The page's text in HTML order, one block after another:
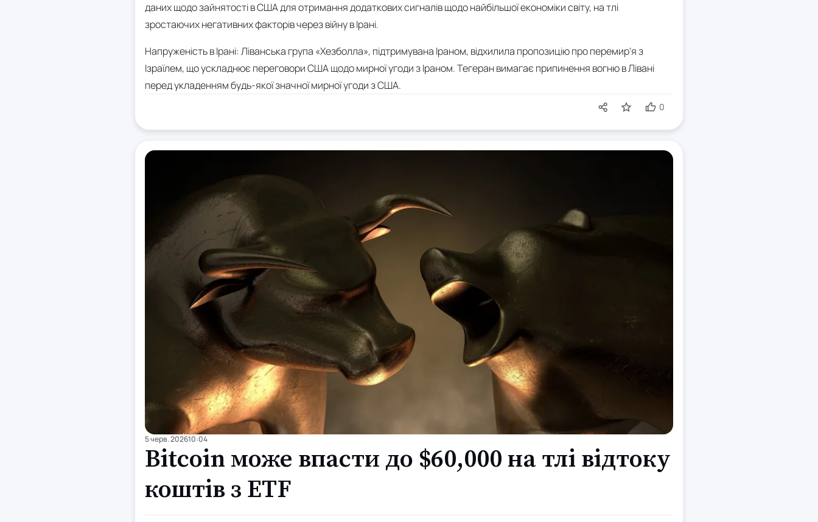
даних щодо зайнятості в США для отримання додаткових сигналів щодо найбільшої економіки світу, на тлі
зростаючих негативних факторів через війну в Ірані.
Напруженість в Ірані: Ліванська група «Хезболла», підтримувана Іраном, відхилила пропозицію про перемир'я з
Ізраїлем, що ускладнює переговори США щодо мирної угоди з Іраном. Тегеран вимагає припинення вогню в Лівані
перед укладенням будь-якої значної мирної угоди з США.
0
5 черв. 202610:04
Bitcoin може впасти до $60,000 на тлі відтоку
коштів з ETF